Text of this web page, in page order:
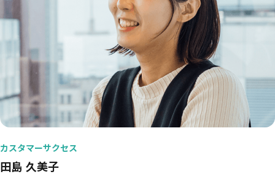
カスタマーサクセス
田島 久美子